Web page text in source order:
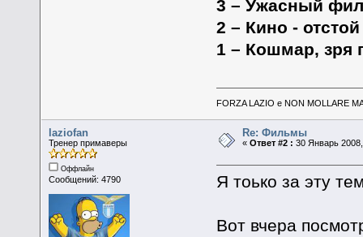
3 – Ужасный
2 – Кино - отстой
1 – Кошмар, зря
FORZA LAZIO e NON MOLLARE
laziofan
Тренер примаверы
Оффлайн
Сообщений: 4790
Re: Фильмы
«Ответ #2 : 30 Январь
Я тоько за эту
Вот вчера